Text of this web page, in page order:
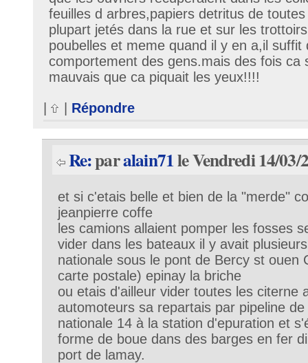
feuilles d arbres,papiers detritus de
plupart jetés dans la rue et sur les
poubelles et meme quand il y en a,il suffit
comportement des gens.mais des fois ca
mauvais que ca piquait les yeux!!!!
Répondre
Re:paralain71le Vendredi 14/03/
et si c'etais belle et bien de la "merde"
jeanpierre coffe
les camions allaient pomper les fosses
vider dans les bateaux il y avait
nationale sous le pont de Bercy st ouen
carte postale) epinay la briche
ou etais d'ailleur vider toutes les citerne
automoteurs sa repartais par pipeline
nationale 14 à la station d'epuration et
forme de boue dans des barges en fer
port de lamay.